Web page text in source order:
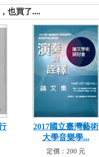
也買了....
2017國立臺灣藝術
大學音樂學...
定價：200 元